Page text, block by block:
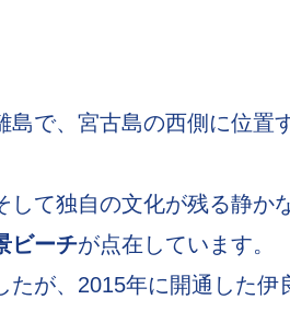
島で、宮古島の西側に位置
て独自の文化が残る静か
ビーチが点在しています。
が、2015年に開通した伊